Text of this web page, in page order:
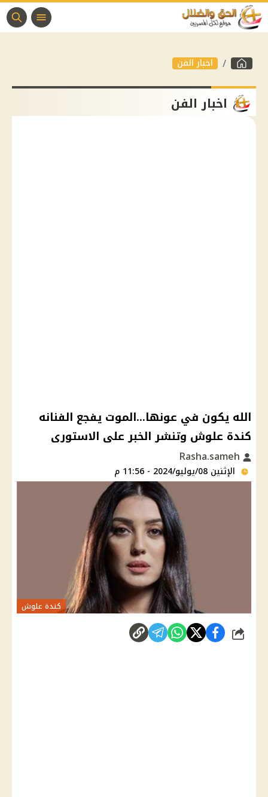
اخبار الفن
اخبار الفن
الله يكون في عونها...الموت يفجع الفنانه
كندة علوش وتنشر الخبر على الاستورى
الإثنين 08/يوليو/2024 - 11:56 م
كندة علوش
شارك